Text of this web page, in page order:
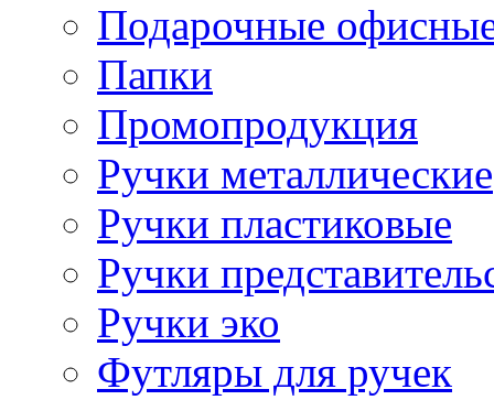
Подарочные
Папки
Промопродукция
Ручки металлические
Ручки пластиковые
Ручки
Ручки эко
Футляры для ручек